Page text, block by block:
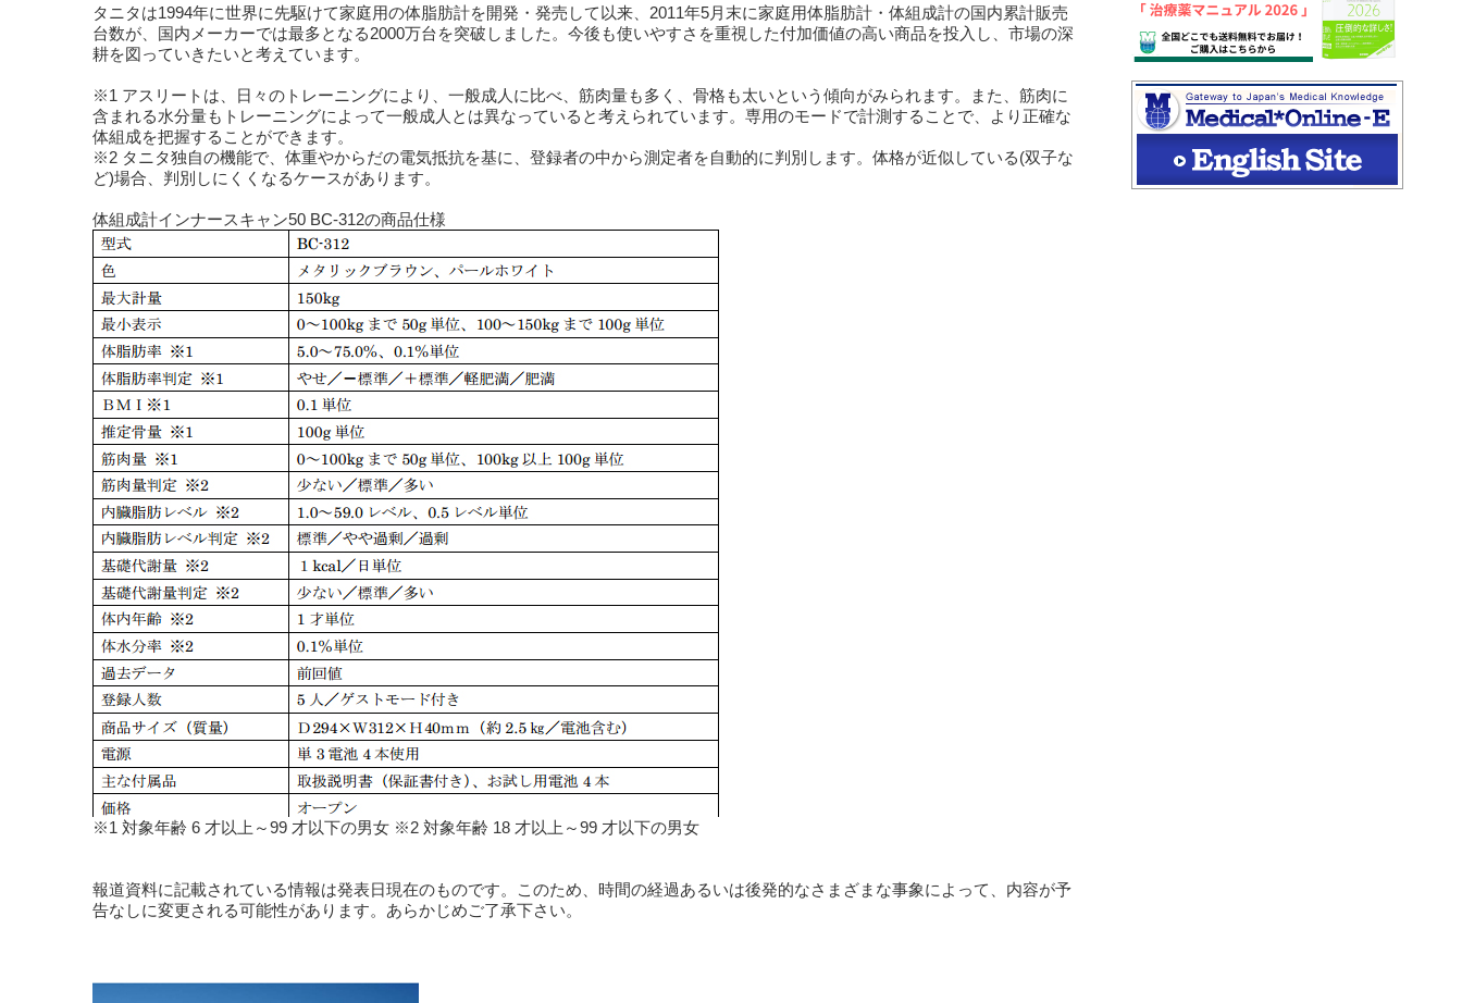
タニタは1994年に世界に先駆けて家庭用の体脂肪計を開発・発売して以来、2011年5月末に家庭用体脂肪計・体組成計の国内累計販売
台数が、国内メーカーでは最多となる2000万台を突破しました。今後も使いやすさを重視した付加価値の高い商品を投入し、市場の深
耕を図っていきたいと考えています。
※1 アスリートは、日々のトレーニングにより、一般成人に比べ、筋肉量も多く、骨格も太いという傾向がみられます。また、筋肉に
含まれる水分量もトレーニングによって一般成人とは異なっていると考えられています。専用のモードで計測することで、より正確な
体組成を把握することができます。
※2 タニタ独自の機能で、体重やからだの電気抵抗を基に、登録者の中から測定者を自動的に判別します。体格が近似している(双子な
ど)場合、判別しにくくなるケースがあります。
体組成計インナースキャン50 BC-312の商品仕様
※1 対象年齢 6 才以上～99 才以下の男女 ※2 対象年齢 18 才以上～99 才以下の男女
報道資料に記載されている情報は発表日現在のものです。このため、時間の経過あるいは後発的なさまざまな事象によって、内容が予
告なしに変更される可能性があります。あらかじめご了承下さい。